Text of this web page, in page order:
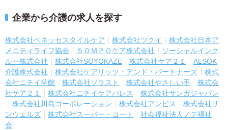
企業から介護の求人を探す
株式会社ベネッセスタイルケア 株式会社ツクイ
株式会社日本ア
メニティライフ協会
ＳＯＭＰＯケア株式会社
ソーシャルインク
ルー株式会社
株式会社SOYOKAZE 株式会社ケア２１
ALSOK
介護株式会社
株式会社ケアリッツ・アンド・パートナーズ
株式
会社ニチイ学館
株式会社ソラスト 株式会社やさしい手
株式会
社ケア２１
株式会社ニチイケアパレス
株式会社サンガジャパン
株式会社川島コーポレーション
株式会社アンビス
株式会社サ
ンウェルズ
株式会社スーパー・コート
社会福祉法人ノテ福祉
会